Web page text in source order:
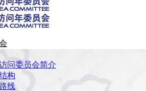
问委员会简介
构
线